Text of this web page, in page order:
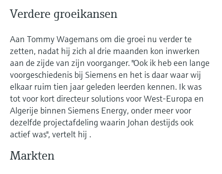
Verdere groeikansen
Aan Tommy Wagemans om die groei nu verder te
zetten, nadat hij zich al drie maanden kon inwerken
aan de zijde van zijn voorganger. "Ook ik heb een lange
voorgeschiedenis bij Siemens en het is daar waar wij
elkaar ruim tien jaar geleden leerden kennen. Ik was
tot voor kort directeur solutions voor West-Europa en
Algerije binnen Siemens Energy, onder meer voor
dezelfde projectafdeling waarin Johan destijds ook
actief was", vertelt hij .
Markten